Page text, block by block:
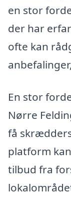
en stor
der har
ofte kan
En stor
Nørre
få
platform
tilbud fra